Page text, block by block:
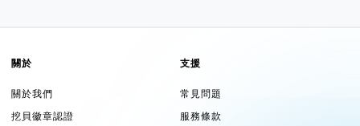
關於
關於我們
挖貝徽章認證
支援
常見問題
服務條款